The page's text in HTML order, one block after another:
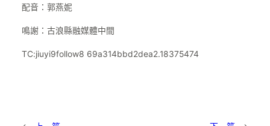
配音：郭燕妮
鳴謝：古浪縣融媒體中間
TC:jiuyi9follow8 69a314bbd2dea2.18375474